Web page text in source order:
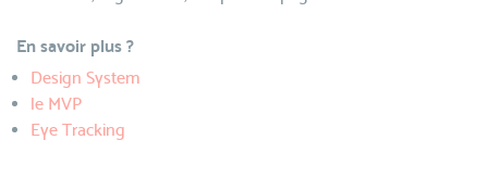
En savoir plus ?
Design System
le MVP
Eye Tracking